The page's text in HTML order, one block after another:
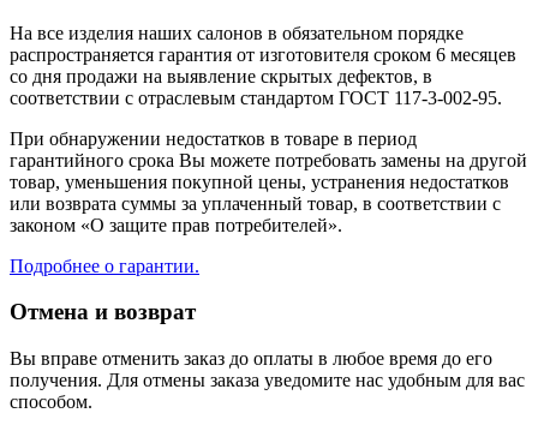
На все изделия наших салонов в обязательном порядке
распространяется гарантия от изготовителя сроком 6 месяцев
со дня продажи на выявление скрытых дефектов, в
соответствии с отраслевым стандартом ГОСТ 117-3-002-95.
При обнаружении недостатков в товаре в период
гарантийного срока Вы можете потребовать замены на другой
товар, уменьшения покупной цены, устранения недостатков
или возврата суммы за уплаченный товар, в соответствии с
законом «О защите прав потребителей».
Подробнее о гарантии.
Отмена и возврат
Вы вправе отменить заказ до оплаты в любое время до его
получения. Для отмены заказа уведомите нас удобным для вас
способом.